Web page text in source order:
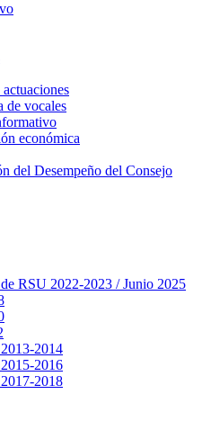
de vocales
económica
del Desempeño del Consejo
RSU 2022-2023 / Junio 2025
2014
2016
2018